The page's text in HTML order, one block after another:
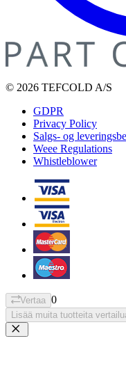
© 2026 TEFCOLD A/S
GDPR
Privacy Policy
Salgs- og
Weee Regulations
Whistleblower
Vertaa 0
Lisää muita tuotteita